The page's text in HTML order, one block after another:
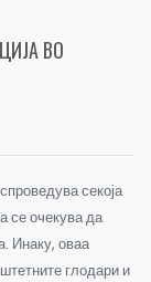
ВО
секоја
се очекува да
Инаку, оваа
глодари и